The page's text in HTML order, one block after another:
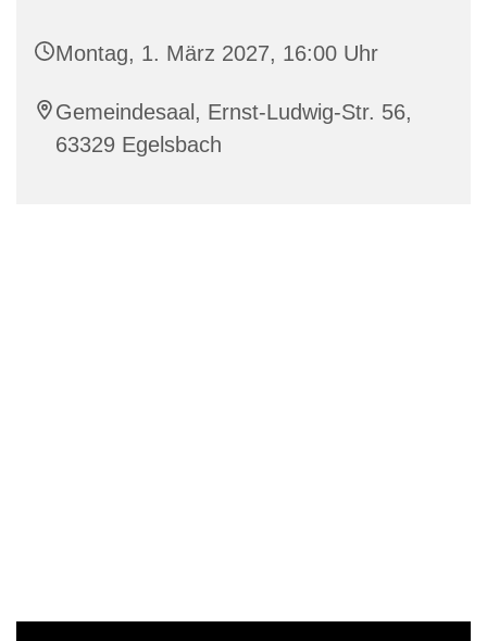
Montag, 1. März 2027, 16:00 Uhr
Gemeindesaal, Ernst-Ludwig-Str. 56,
63329 Egelsbach